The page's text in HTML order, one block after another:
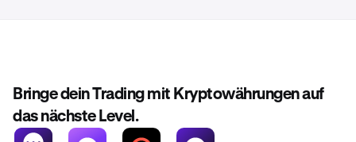
Bringe dein Trading mit Kryptowährungen auf
das nächste Level.